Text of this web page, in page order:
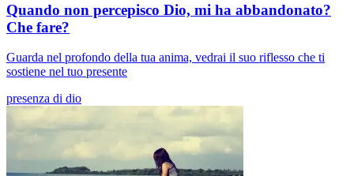
Quando non percepisco Dio, mi ha abbandonato?
Che fare?
Guarda nel profondo della tua anima, vedrai il suo riflesso che ti
sostiene nel tuo presente
presenza di dio